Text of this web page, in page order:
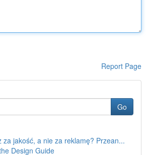
Report Page
Go
za jakość, a nie za reklamę? Przean...
Design Guide